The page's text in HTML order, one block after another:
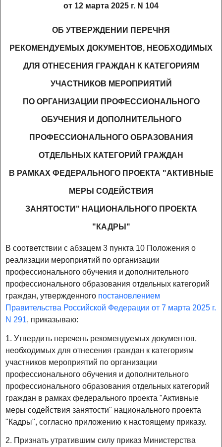
от 12 марта 2025 г. N 104
ОБ УТВЕРЖДЕНИИ ПЕРЕЧНЯ
РЕКОМЕНДУЕМЫХ ДОКУМЕНТОВ, НЕОБХОДИМЫХ
ДЛЯ ОТНЕСЕНИЯ ГРАЖДАН К КАТЕГОРИЯМ
УЧАСТНИКОВ МЕРОПРИЯТИЙ
ПО ОРГАНИЗАЦИИ ПРОФЕССИОНАЛЬНОГО
ОБУЧЕНИЯ И ДОПОЛНИТЕЛЬНОГО
ПРОФЕССИОНАЛЬНОГО ОБРАЗОВАНИЯ
ОТДЕЛЬНЫХ КАТЕГОРИЙ ГРАЖДАН
В РАМКАХ ФЕДЕРАЛЬНОГО ПРОЕКТА "АКТИВНЫЕ
МЕРЫ СОДЕЙСТВИЯ
ЗАНЯТОСТИ" НАЦИОНАЛЬНОГО ПРОЕКТА
"КАДРЫ"
В соответствии с абзацем 3 пункта 10 Положения о
реализации мероприятий по организации
профессионального обучения и дополнительного
профессионального образования отдельных категорий
граждан, утвержденного постановлением
Правительства Российской Федерации от 7 марта 2025 г.
N 291, приказываю:
1. Утвердить перечень рекомендуемых документов,
необходимых для отнесения граждан к категориям
участников мероприятий по организации
профессионального обучения и дополнительного
профессионального образования отдельных категорий
граждан в рамках федерального проекта "Активные
меры содействия занятости" национального проекта
"Кадры", согласно приложению к настоящему приказу.
2. Признать утратившим силу приказ Министерства